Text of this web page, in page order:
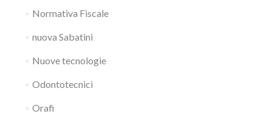
Normativa Fiscale
nuova Sabatini
Nuove tecnologie
Odontotecnici
Orafi